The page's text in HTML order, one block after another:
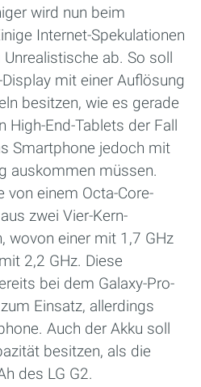
wird nun beim
Internet-Spekulationen
ab. So soll
mit einer Auflösung
besitzen, wie es gerade
High-End-Tablets der Fall
Smartphone jedoch mit
auskommen müssen.
von einem Octa-Core-
zwei Vier-Kern-
wovon einer mit 1,7 GHz
2,2 GHz. Diese
bei dem Galaxy-Pro-
Einsatz, allerdings
Auch der Akku soll
besitzen, als die
des LG G2.